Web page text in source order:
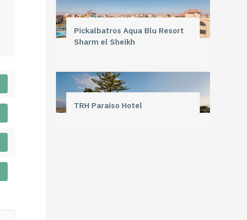
Pickalbatros Aqua Blu Resort
Sharm el Sheikh
TRH Paraiso Hotel